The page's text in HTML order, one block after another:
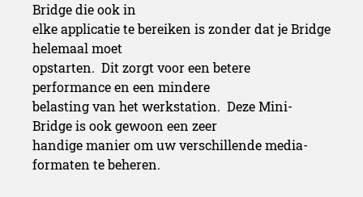
Bridge die ook in
elke applicatie te bereiken is zonder dat je Bridge
helemaal moet
opstarten. Dit zorgt voor een betere
performance en een mindere
belasting van het werkstation. Deze Mini-
Bridge is ook gewoon een zeer
handige manier om uw verschillende media-
formaten te beheren.